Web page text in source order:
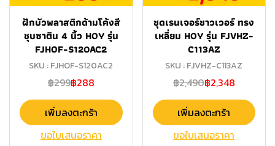
ฝักบัวพลาสติกด้ามโค้งสี
ชุบซาติน 4 นิ้ว HOY รุ่น
FJHOF-S120AC2
SKU : FJHOF-S120AC2
฿299฿288
เพิ่มลงตะกร้า
ขอใบเสนอราคา
ชุดเรนเจอร์ชาวเวอร์ ทรง
เหลี่ยม HOY รุ่น FJVHZ-
C113AZ
SKU : FJVHZ-C113AZ
฿2,490฿2,348
เพิ่มลงตะกร้า
ขอใบเสนอราคา